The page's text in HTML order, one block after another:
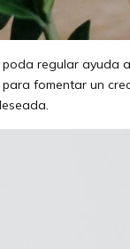
poda regular ayuda
fomentar un